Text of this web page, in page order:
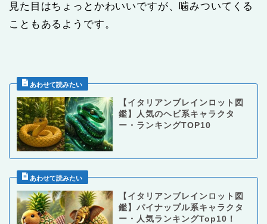
見た目はちょっとかわいいですが、噛みついてくる
こともあるようです。
【イタリアンブレインロット図
鑑】人気のヘビ系キャラクタ
ー・ランキングTOP10
【イタリアンブレインロット図
鑑】パイナップル系キャラクタ
ー・人気ランキングTop10！